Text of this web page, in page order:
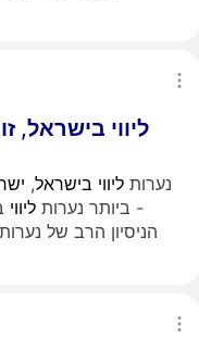
ליווי בישראל,
נערות ליווי בישראל,
ביותר נערות ליווי
xfinder הניסיון הרב של נערות